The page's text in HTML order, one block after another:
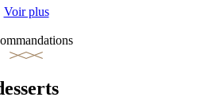
Voir plus